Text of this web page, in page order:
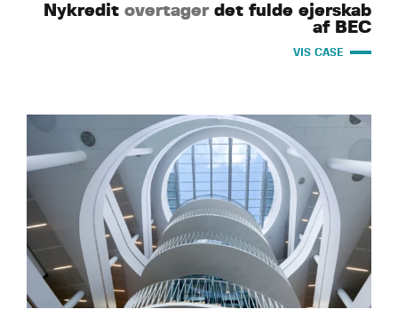
Nykredit overtagerdet fulde ejerskab
af BEC
VIS CASE